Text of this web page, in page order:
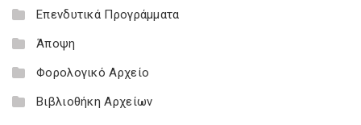
Επενδυτικά Προγράμματα
Άποψη
Φορολογικό Αρχείο
Βιβλιοθήκη Αρχείων